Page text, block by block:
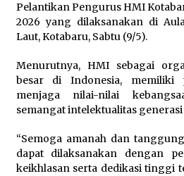
Agustus 4, 2026
Pelajar di HST
Agustus 4, 2026
Pelantikan Pengurus HMI
2026 yang dilaksanakan di
Laut, Kotabaru, Sabtu (9/5).
Menurutnya, HMI sebagai
besar di Indonesia, memiliki
menjaga nilai-nilai
semangat intelektualitas generasi
“Semoga amanah dan
dapat dilaksanakan dengan
keikhlasan serta dedikasi tinggi